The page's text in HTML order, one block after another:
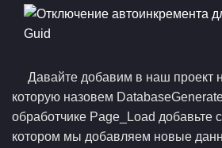
Давайте добавим в наш проект
которую назовем
обработчике Page_Load добавьте
котором мы добавляем новые